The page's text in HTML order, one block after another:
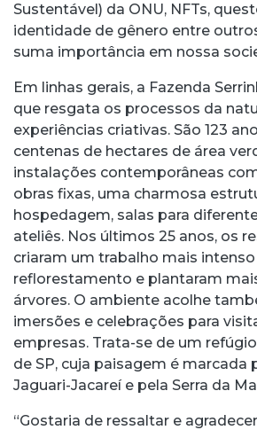
Sustentável) da ONU, NFTs,
identidade de gênero entre
suma importância em nossa
Em linhas gerais, a Fazenda
que resgata os processos da
experiências criativas. São 123
centenas de hectares de área
instalações contemporâneas
obras fixas, uma charmosa
hospedagem, salas para
ateliês. Nos últimos 25 anos, os
criaram um trabalho mais
reflorestamento e plantaram
árvores. O ambiente acolhe
imersões e celebrações para
empresas. Trata-se de um
de SP, cuja paisagem é marcada
Jaguari-Jacareí e pela Serra da
“Gostaria de ressaltar e